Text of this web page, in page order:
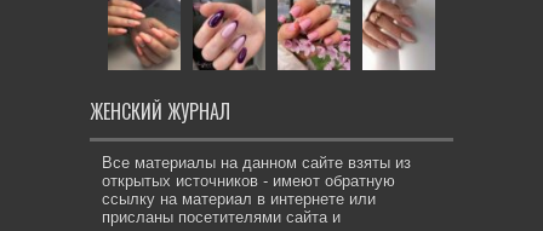
ЖЕНСКИЙ ЖУРНАЛ
Все материалы на данном сайте взяты из
открытых источников - имеют обратную
ссылку на материал в интернете или
присланы посетителями сайта и